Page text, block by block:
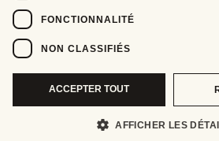
FONCTIONNALITÉ
NON CLASSIFIÉS
ACCEPTER TOUT
AFFICHER LES